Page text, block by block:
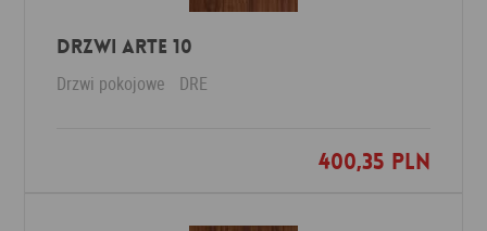
Drzwi Arte 10
Drzwi pokojowe DRE
400,35 PLN
Dodaj do ulubionych